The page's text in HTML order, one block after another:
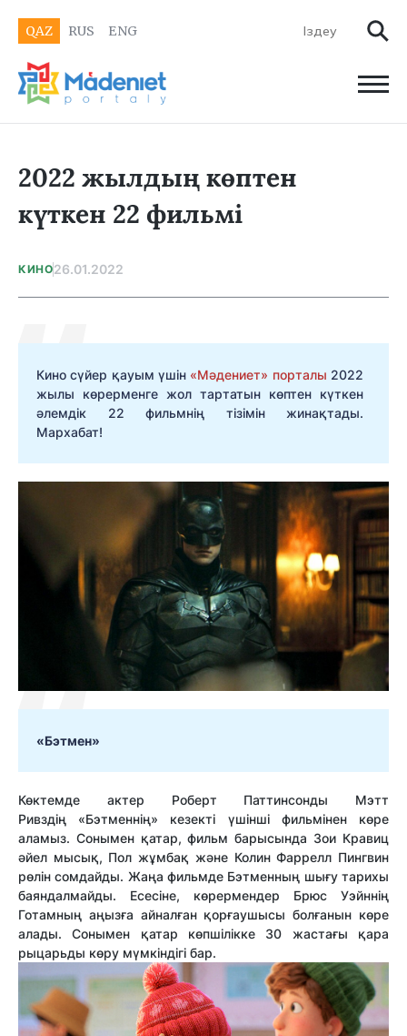
QAZ RUS ENG
2022 жылдың көптен
күткен 22 фильмі
КИНО26.01.2022
Кино сүйер қауым үшін «Мәдениет» порталы 2022
жылы көрерменге жол тартатын көптен күткен
әлемдік 22 фильмнің тізімін жинақтады.
Мархабат!
«Бэтмен»
Көктемде актер Роберт Паттинсонды Мэтт
Ривздің «Бэтменнің» кезекті үшінші фильмінен көре
аламыз. Сонымен қатар, фильм барысында Зои Кравиц
әйел мысық, Пол жұмбақ және Колин Фаррелл Пингвин
рөлін сомдайды. Жаңа фильмде Бэтменның шығу тарихы
баяндалмайды. Есесіне, көрермендер Брюс Уэйннің
Готамның аңызға айналған қорғаушысы болғанын көре
алады. Сонымен қатар көпшілікке 30 жастағы қара
рыцарьды көру мүмкіндігі бар.